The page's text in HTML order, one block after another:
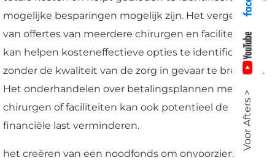
mogelijke besparingen mogelijk zijn. Het vergelijken
van offertes van meerdere chirurgen en faciliteiten
kan helpen kosteneffectieve opties te identificeren
zonder de kwaliteit van de zorg in gevaar te brengen.
Het onderhandelen over betalingsplannen met
chirurgen of faciliteiten kan ook potentieel de
financiële last verminderen.
het creëren van een noodfonds om onvoorziene
Voor Afters >